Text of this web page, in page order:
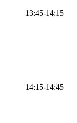
13:45-14:15
14:15-14:45